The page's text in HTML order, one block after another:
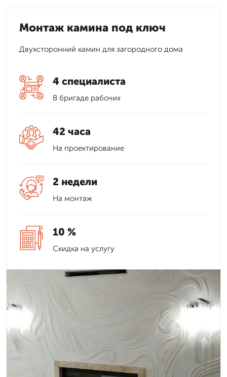
Монтаж камина под ключ
Двухсторонний камин для загородного дома
4 специалиста
В бригаде рабочих
42 часа
На проектирование
2 недели
На монтаж
10 %
Скидка на услугу